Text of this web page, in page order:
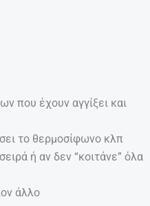
που έχουν αγγίξει και
το θερμοσίφωνο κλπ
ή αν δεν “κοιτάνε” όλα
άλλο